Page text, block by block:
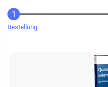
Bestellung